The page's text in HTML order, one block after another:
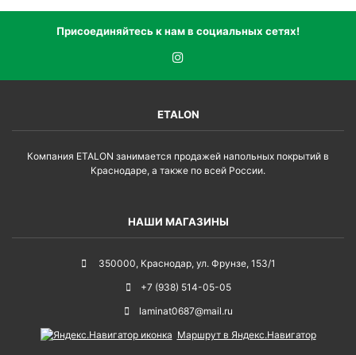
Присоединяйтесь к нам в социальных сетях!
ETALON
Компания ETALON занимается продажей напольных покрытий в
Краснодаре, а также по всей России.
НАШИ МАГАЗИНЫ
350000, Краснодар, ул. Фрунзе, 153/1
+7 (938) 514-05-05
laminat0687@mail.ru
Маршрут в Яндекс.Навигатор